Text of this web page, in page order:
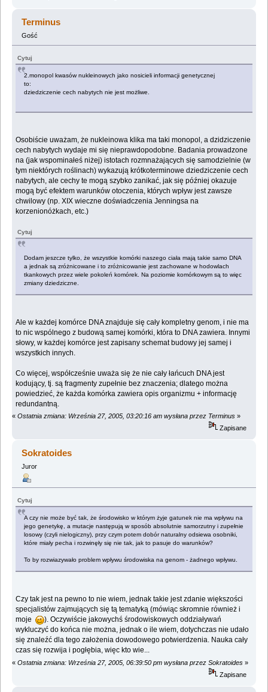
Terminus
Gość
Cytuj
2.monopol kwasów nukleinowych jako nosicieli informacji genetycznej
to:
dziedziczenie cech nabytych nie jest możliwe.
Osobiście uważam, że nukleinowa klika ma taki monopol, a dzidziczenie
cech nabytych wydaje mi się nieprawdopodobne. Badania prowadzone
na (jak wspominałeś niżej) istotach rozmnażających się samodzielnie (w
tym niektórych roślinach) wykazują krótkoterminowe dziedziczenie cech
nabytych, ale cechy te mogą szybko zanikać, jak się później okazuje
mogą być efektem warunków otoczenia, których wpływ jest zawsze
chwilowy (np. XIX wieczne doświadczenia Jenningsa na
korzenionóżkach, etc.)
Cytuj
Dodam jeszcze tylko, że wszystkie komórki naszego ciała mają takie samo DNA
a jednak są zróżnicowane i to zróżnicowanie jest zachowane w hodowlach
tkankowych przez wiele pokoleń komórek. Na poziomie komórkowym są to więc
zmiany dziedziczne.
Ale w każdej komórce DNA znajduje się cały kompletny genom, i nie ma
to nic wspólnego z budową samej komórki, która to DNA zawiera. Innymi
słowy, w każdej komórce jest zapisany schemat budowy jej samej i
wszystkich innych.
Co więcej, współcześnie uważa się że nie cały łańcuch DNA jest
kodujący, tj. są fragmenty zupełnie bez znaczenia; dlatego można
powiedzieć, że każda komórka zawiera opis organizmu + informację
redundantną.
« Ostatnia zmiana: Września 27, 2005, 03:20:16 am wysłana przez Terminus »
Zapisane
Sokratoides
Juror
Cytuj
A czy nie może być tak, że środowisko w którym żyje gatunek nie ma wpływu na
jego genetykę, a mutacje następują w sposób absolutnie samorzutny i zupełnie
losowy (czyli nielogiczny), przy czym potem dobór naturalny odsiewa osobniki,
które miały pecha i rozwinęły się nie tak, jak to pasuje do warunków?
To by rozwiazywało problem wpływu środowiska na genom - żadnego wpływu.
Czy tak jest na pewno to nie wiem, jednak takie jest zdanie większości
specjalistów zajmujących się tą tematyką (mówiąc skromnie również i
moje
). Oczywiście jakowychś środowiskowych oddziaływań
wykluczyć do końca nie można, jednak o ile wiem, dotychczas nie udało
się znaleźć dla tego założenia dowodowego potwierdzenia. Nauka cały
czas się rozwija i pogłębia, więc kto wie...
« Ostatnia zmiana: Września 27, 2005, 06:39:50 pm wysłana przez Sokratoides »
Zapisane